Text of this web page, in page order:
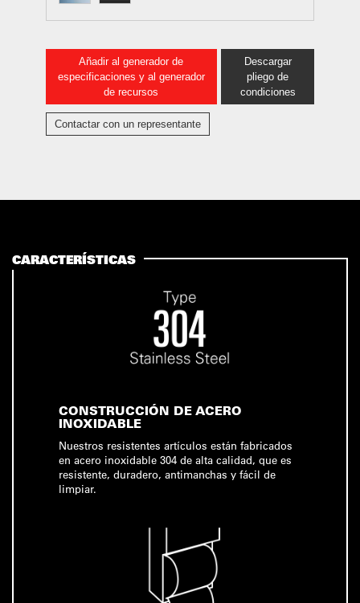
Añadir al generador de
especificaciones y al generador
de recursos
Descargar
pliego de
condiciones
Contactar con un representante
CARACTERÍSTICAS
CONSTRUCCIÓN DE ACERO
INOXIDABLE
Nuestros resistentes artículos están fabricados
en acero inoxidable 304 de alta calidad, que es
resistente, duradero, antimanchas y fácil de
limpiar.